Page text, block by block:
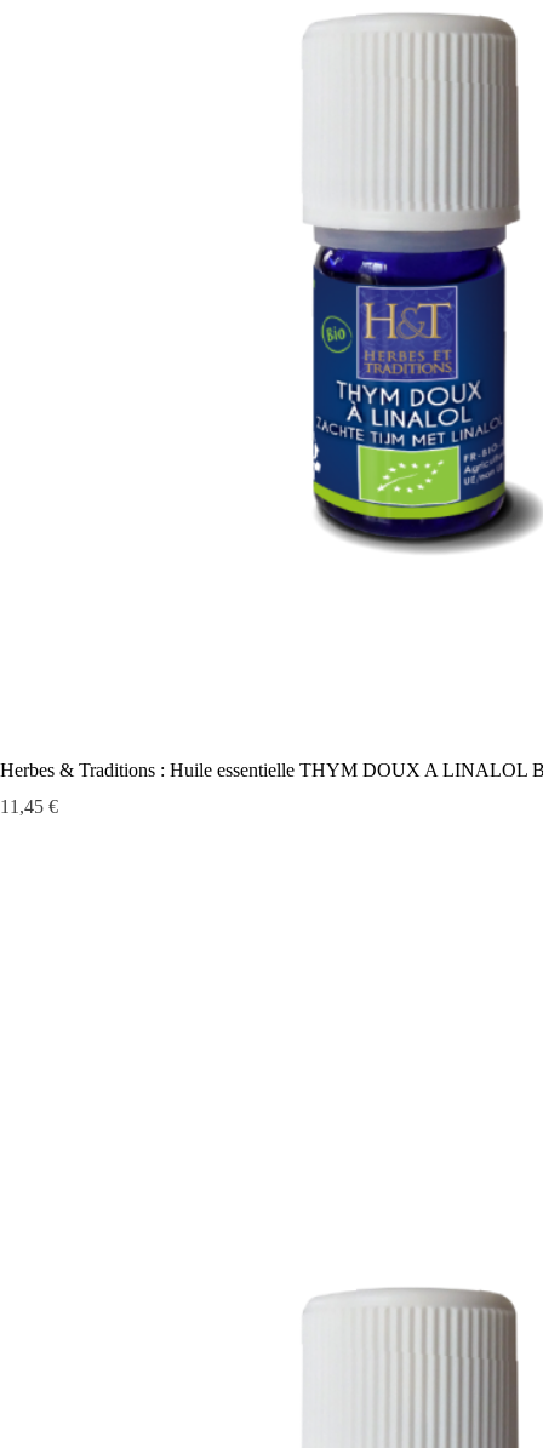
Herbes & Traditions : Huile essentielle THYM DOUX A LINALOL
Prix
11,45 €